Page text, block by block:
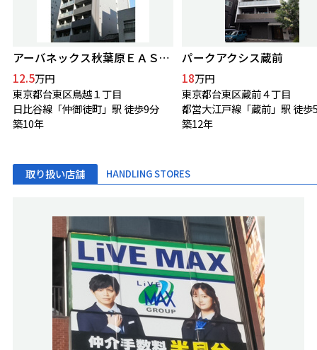
アーバネックス秋葉原ＥＡＳＴⅡ
12.5万円
東京都台東区鳥越１丁目
日比谷線「仲御徒町」駅 徒歩9分
築10年
パークアクシス蔵前
18万円
東京都台東区蔵前４丁目
都営大江戸線「蔵前」駅 徒歩
築12年
取り扱い店舗 HANDLING STORES